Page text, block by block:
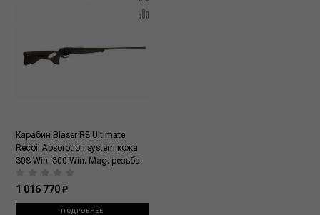
Карабин Blaser R8 Ultimate
Recoil Absorption system кожа
308 Win. 300 Win. Mag. резьба
1 016 770 ₽
ПОДРОБНЕЕ